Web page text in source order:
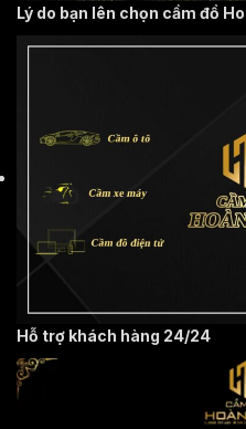
Lý do bạn lên chọn cầm đồ
Hỗ trợ khách hàng 24/24